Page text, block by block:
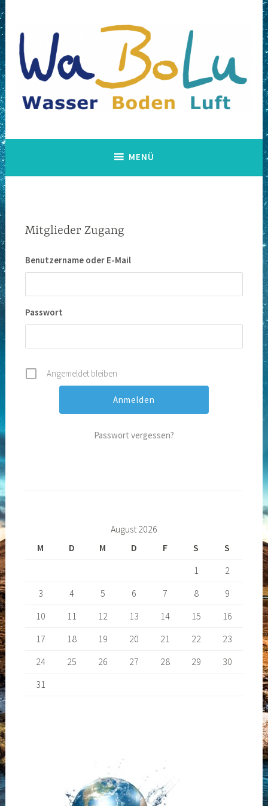
Zum
Inhalt
springen
MENÜ
Mitglieder Zugang
Benutzername oder E-Mail
Passwort
Angemeldet bleiben
Passwort vergessen?
August 2026
M
D M D F S
S
1
2
3
4 5 6 7 8
9
10
11 12 13 14 15
16
17
18 19 20 21 22
23
24
25 26 27 28 29
30
31